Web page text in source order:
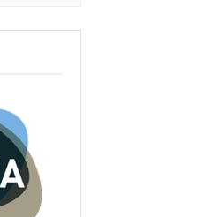
des supports.
de niveau
livré au total pour 3
les coulages
avec à chaque fois
indique Frédéric
chez Martel Groupe.